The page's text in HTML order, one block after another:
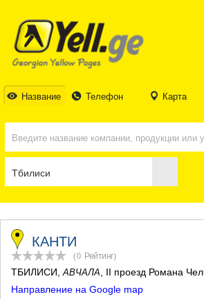
Название Телефон Карта
ТБИЛИСИ
ТБИЛИСИ
АБХАЗИЯ
ГАЛИ
БАТУМИ
КОБУЛЕТИ
ШУАХЕВИ
ЧАКВИ
ОЗУРГЕТИ
ЧОХАТАУРИ
УРЕКИ
ИМЕРЕТИЯ
БАГДАТИ
ВАНИ
КАНТИ
(0 Рейтинг)
ТБИЛИСИ АВЧАЛА , II проезд Романа
Направление на Google map